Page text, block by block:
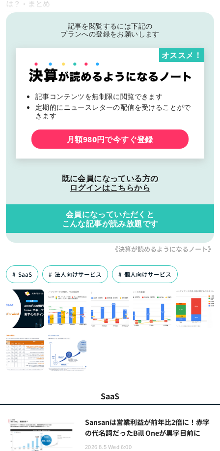
は？・まとめ
記事を閲覧するには下記の
プランへの登録をお願いします
記事コンテンツを無制限に閲覧できます
定期的にニュースレターの配信を受けることがで
きます
オススメ！
月額980円で今すぐ登録
既に会員になっている方の
ログインはこちらから
会員になっていただくと
こんな記事が読み放題です
《決算が読めるようになるノート》
SaaS 法人向けサービス 個人向けサービス
SaaS
Sansanは営業利益が前年比2倍に！赤字
の代名詞だったBill Oneが黒字目前に
2026.8.5 Wed 6:00